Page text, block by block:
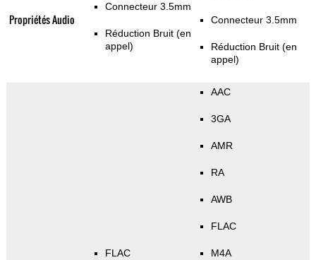
Propriétés Audio
Connecteur 3.5mm
Réduction Bruit (en
appel)
Connecteur 3.5mm
Réduction Bruit (en
appel)
FLAC
AAC
3GA
AMR
RA
AWB
FLAC
M4A